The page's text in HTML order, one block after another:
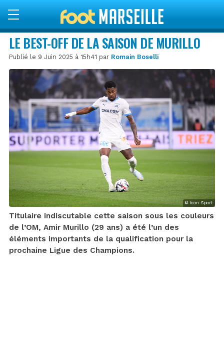
LE BEST-OFF DE LA SAISON DE MURILLO
Publié le 9 Juin 2025 à 15h41 par Romain Boselli
© Icon Sport
Titulaire indiscutable cette saison sous les couleurs
de l’OM, Amir Murillo (29 ans) a été l’un des
éléments importants de la qualification pour la
prochaine Ligue des Champions.